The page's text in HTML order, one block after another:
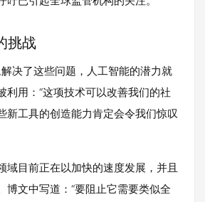
挑战
决了这些问题，人工智能的潜力就
利用：“这项技术可以改善我们的社
新工具的创造能力肯定会令我们惊叹
域目前正在以加快的速度发展，并且
博文中写道：“要阻止它需要类似全